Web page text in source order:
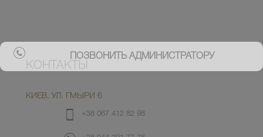
ПОЗВОНИТЬ АДМИНИСТРАТОРУ
КОНТАКТЫ
КИЕВ, УЛ. ГМЫРИ 6
+38 067 412 82 98